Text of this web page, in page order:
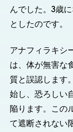
んでした。3歳
としたのです。
アナフィラキシ
は、体が無害な
質と誤認します
始し、恐ろしい
陥ります。この
て遮断されない